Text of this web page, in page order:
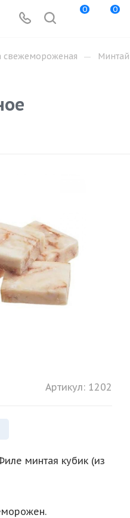
0 0
свежемороженая — Минтай
Артикул: 1202
минтая кубик (из